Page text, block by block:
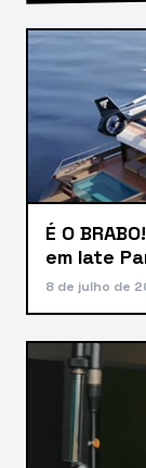
É O
em Iate
8 de julho de